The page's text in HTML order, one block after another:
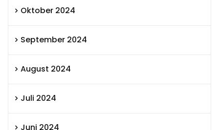
Oktober 2024
September 2024
August 2024
Juli 2024
Juni 2024